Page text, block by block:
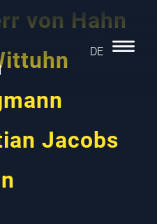
DE
von Hahn
Jacobs